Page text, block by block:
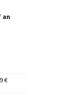
an
€